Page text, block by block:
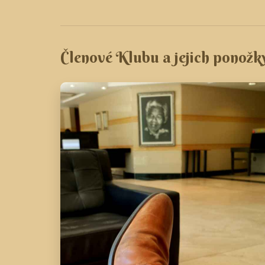
Členové Klubu a jejich